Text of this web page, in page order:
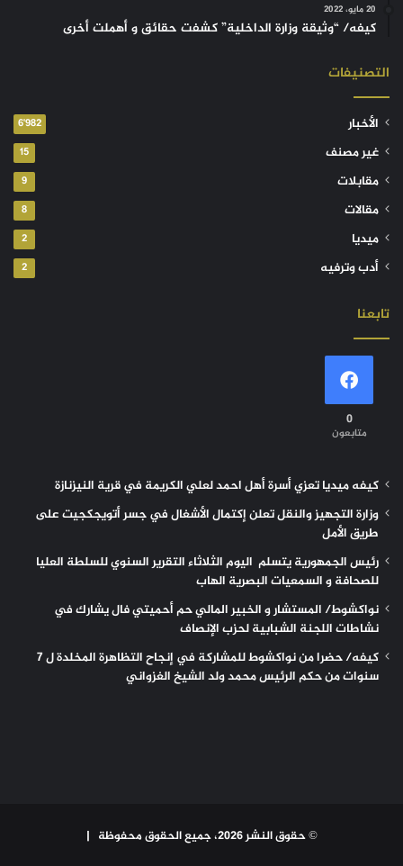
20 مايو، 2022
كيفه/ “وثيقة وزارة الداخلية” كشفت حقائق و أهملت أخرى
التصنيفات
الأخبار 6٬982
غير مصنف 15
مقابلات 9
مقالات 8
ميديا 2
أدب وترفيه 2
تابعنا
0
متابعون
كيفه ميديا تعزي أسرة أهل احمد لعلي الكريمة في قرية النيزنازة
وزارة التجهيز والنقل تعلن إكتمال الأشغال في جسر أتويجكجيت على
طريق الأمل
رئيس الجمهورية يتسلم اليوم الثلاثاء التقرير السنوي للسلطة العليا
للصحافة و السمعيات البصرية الهاب
نواكشوط/ المستشار و الخبير المالي حم أحميتي فال يشارك في
نشاطات اللجنة الشبابية لحزب الإنصاف
كيفه/ حضرا من نواكشوط للمشاركة في إنجاح التظاهرة المخلدة ل 7
سنوات من حكم الرئيس محمد ولد الشيخ الغزواني
© حقوق النشر 2026، جميع الحقوق محفوظة |